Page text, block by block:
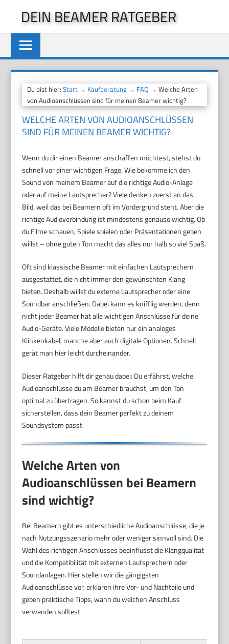
springen
DEIN BEAMER RATGEBER
Du bist hier:Start → Kaufberatung → FAQ → Welche Arten
von Audioanschlüssen sind für meinen Beamer wichtig?
WELCHE ARTEN VON AUDIOANSCHLÜSSEN
SIND FÜR MEINEN BEAMER WICHTIG?
Wenn du dir einen Beamer anschaffen möchtest, stehst du
schnell vor einer wichtigen Frage: Wie bekomme ich den
Sound von meinem Beamer auf die richtige Audio-Anlage
oder auf meine Lautsprecher? Viele denken zuerst an das
Bild, weil das bei Beamern oft im Vordergrund steht. Aber die
richtige Audioverbindung ist mindestens genauso wichtig. Ob
du Filme schauen, Spiele spielen oder Präsentationen geben
willst – ohne guten Ton macht das alles nur halb so viel Spaß.
Oft sind klassische Beamer mit einfachen Lautsprechern
ausgestattet, die nicht immer den gewünschten Klang
bieten. Deshalb willst du externe Lautsprecher oder eine
Soundbar anschließen. Dabei kann es knifflig werden, denn
nicht jeder Beamer hat alle wichtigen Anschlüsse für deine
Audio-Geräte. Viele Modelle bieten nur ein analoges
Klinkenkabel, manche aber auch digitale Optionen. Schnell
gerät man hier leicht durcheinander.
Dieser Ratgeber hilft dir genau dabei: Du erfährst, welche
Audioanschlüsse du am Beamer brauchst, um den Ton
optimal zu übertragen. So kannst du schon beim Kauf
sicherstellen, dass dein Beamer perfekt zu deinem
Soundsystem passt.
Welche Arten von
Audioanschlüssen bei Beamern
sind wichtig?
Bei Beamern gibt es unterschiedliche Audioanschlüsse, die je
nach Nutzungsszenario mehr oder weniger sinnvoll sind. Die
Wahl des richtigen Anschlusses beeinflusst die Klangqualität
und die Kompatibilität mit externen Lautsprechern oder
Soundanlagen. Hier stellen wir die gängigsten
Audioanschlüsse vor, erklären ihre Vor- und Nachteile und
geben praktische Tipps, wann du welchen Anschluss
verwenden solltest.